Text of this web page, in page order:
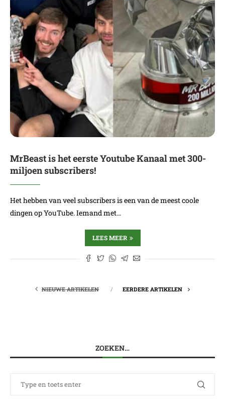
MrBeast is het eerste Youtube Kanaal met 300-
miljoen subscribers!
Het hebben van veel subscribers is een van de meest coole
dingen op YouTube. Iemand met…
LEES MEER
NIEUWE ARTIKELEN EERDERE ARTIKELEN
ZOEKEN…